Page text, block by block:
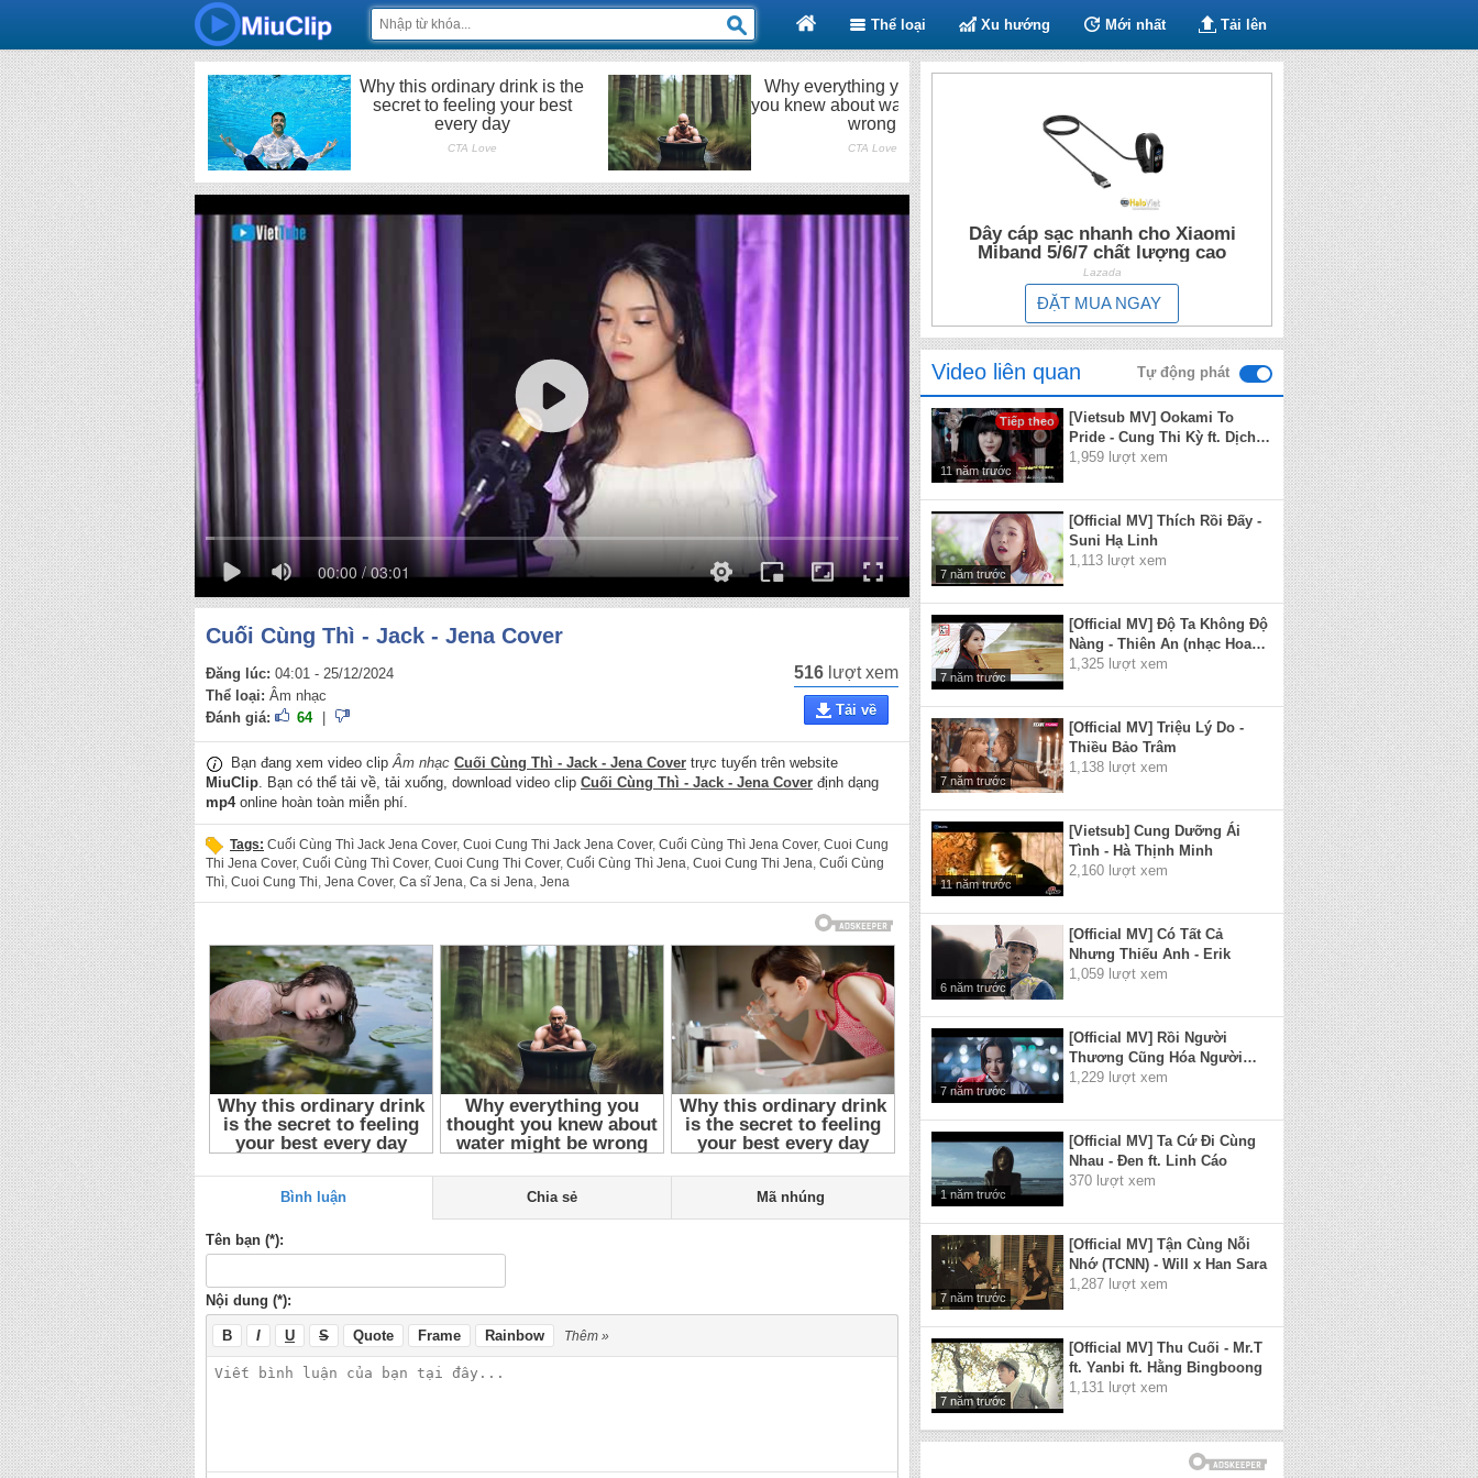
Thể loại Xu hướng Mới nhất Tải lên
00:00 / 03:01
Cuối Cùng Thì - Jack - Jena Cover
Đăng lúc: 04:01 - 25/12/2024
Thể loại: Âm nhạc
Đánh giá:
64
516 lượt xem
Tải về
Bạn đang xem video clipÂm nhạc Cuối Cùng Thì - Jack - Jena Cover trực tuyến trên website
MiuClip. Bạn có thể tải về, tải xuống, download video clip Cuối Cùng Thì - Jack - Jena Cover định dạng
mp4online hoàn toàn miễn phí.
Tags: Cuối Cùng Thì Jack Jena Cover, Cuoi Cung Thi Jack Jena Cover, Cuối Cùng Thì Jena Cover, Cuoi Cung
Thi Jena Cover, Cuối Cùng Thì Cover, Cuoi Cung Thi Cover, Cuối Cùng Thì Jena, Cuoi Cung Thi Jena, Cuối Cùng
Thì, Cuoi Cung Thi, Jena Cover, Ca sĩ Jena, Ca si Jena, Jena
Bình luận Chia sẻ Mã nhúng
Tên bạn (*):
Nội dung (*):
B I U S Quote Frame Rainbow Thêm »
Dây cáp sạc nhanh cho Xiaomi
Miband 5/6/7 chất lượng cao
Lazada
ĐẶT MUA NGAY
Video liên quan Tự động phát
Tiếp theo
11 năm trước
[Vietsub MV] Ookami To
Pride - Cung Thi Kỳ ft. Dịch
Gia Ái (SNH48)
1,959 lượt xem
7 năm trước
[Official MV] Thích Rồi Đấy -
Suni Hạ Linh
1,113 lượt xem
7 năm trước
[Official MV] Độ Ta Không Độ
Nàng - Thiên An (nhạc Hoa
lời Việt)
1,325 lượt xem
7 năm trước
[Official MV] Triệu Lý Do -
Thiều Bảo Trâm
1,138 lượt xem
11 năm trước
[Vietsub] Cung Dưỡng Ái
Tình - Hà Thịnh Minh
2,160 lượt xem
6 năm trước
[Official MV] Có Tất Cả
Nhưng Thiếu Anh - Erik
1,059 lượt xem
7 năm trước
[Official MV] Rồi Người
Thương Cũng Hóa Người
Dưng - Hiền Hồ
1,229 lượt xem
1 năm trước
[Official MV] Ta Cứ Đi Cùng
Nhau - Đen ft. Linh Cáo
370 lượt xem
7 năm trước
[Official MV] Tận Cùng Nỗi
Nhớ (TCNN) - Will x Han Sara
1,287 lượt xem
7 năm trước
[Official MV] Thu Cuối - Mr.T
ft. Yanbi ft. Hằng Bingboong
1,131 lượt xem